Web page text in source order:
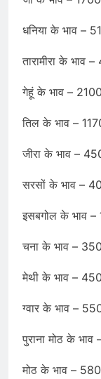
धनिया के भाव –
तारामीरा के
गेहूं के भाव –
तिल के भाव –
जीरा के भाव –
सरसों के भाव –
इसबगोल के भाव
चना के भाव –
मेथी के भाव –
ग्वार के भाव –
पुराना मोठ के
मोठ के भाव –